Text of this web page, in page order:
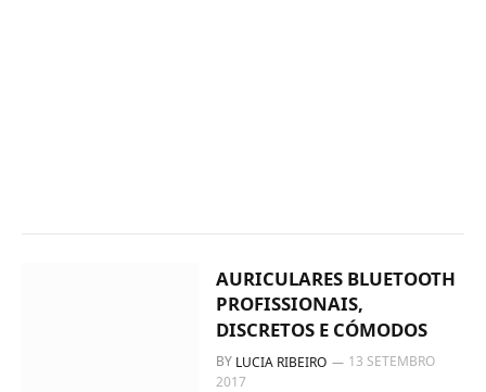
AURICULARES BLUETOOTH
PROFISSIONAIS,
DISCRETOS E CÓMODOS
BY LUCIA RIBEIRO
13 SETEMBRO
2017